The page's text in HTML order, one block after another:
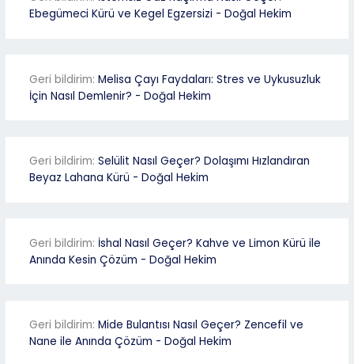
Ebegümeci Kürü ve Kegel Egzersizi - Doğal Hekim
Geri bildirim: Melisa Çayı Faydaları: Stres ve Uykusuzluk
İçin Nasıl Demlenir? - Doğal Hekim
Geri bildirim: Selülit Nasıl Geçer? Dolaşımı Hızlandıran
Beyaz Lahana Kürü - Doğal Hekim
Geri bildirim: İshal Nasıl Geçer? Kahve ve Limon Kürü ile
Anında Kesin Çözüm - Doğal Hekim
Geri bildirim: Mide Bulantısı Nasıl Geçer? Zencefil ve
Nane ile Anında Çözüm - Doğal Hekim